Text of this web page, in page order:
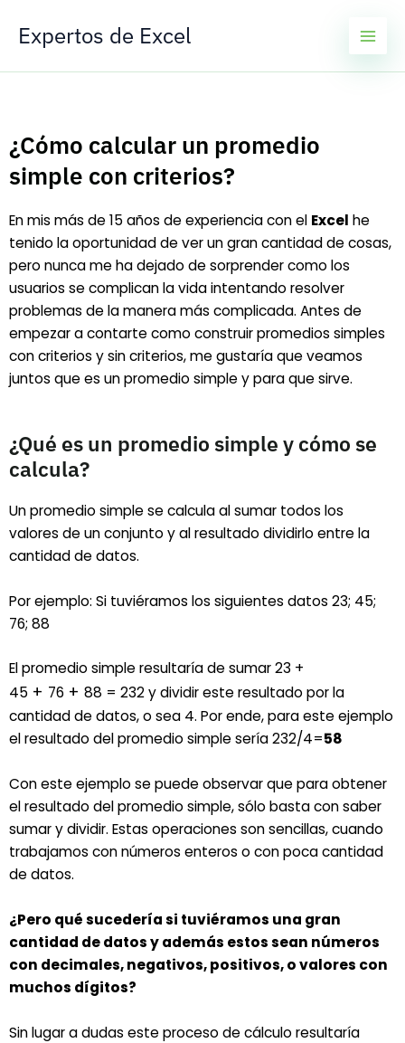
Expertos de Excel
¿Cómo calcular un promedio
simple con criterios?
En mis más de 15 años de experiencia con el Excel he
tenido la oportunidad de ver un gran cantidad de cosas,
pero nunca me ha dejado de sorprender como los
usuarios se complican la vida intentando resolver
problemas de la manera más complicada. Antes de
empezar a contarte como construir promedios simples
con criterios y sin criterios, me gustaría que veamos
juntos que es un promedio simple y para que sirve.
¿Qué es un promedio simple y cómo se
calcula?
Un promedio simple se calcula al sumar todos los
valores de un conjunto y al resultado dividirlo entre la
cantidad de datos.
Por ejemplo: Si tuviéramos los siguientes datos 23; 45;
76; 88
El promedio simple resultaría de sumar 23 +
45 + 76 + 88 = 232 y dividir este resultado por la
cantidad de datos, o sea 4. Por ende, para este ejemplo
el resultado del promedio simple sería 232/4=58
Con este ejemplo se puede observar que para obtener
el resultado del promedio simple, sólo basta con saber
sumar y dividir. Estas operaciones son sencillas, cuando
trabajamos con números enteros o con poca cantidad
de datos.
¿Pero qué sucedería si tuviéramos una gran
cantidad de datos y además estos sean números
con decimales, negativos, positivos, o valores con
muchos dígitos?
Sin lugar a dudas este proceso de cálculo resultaría